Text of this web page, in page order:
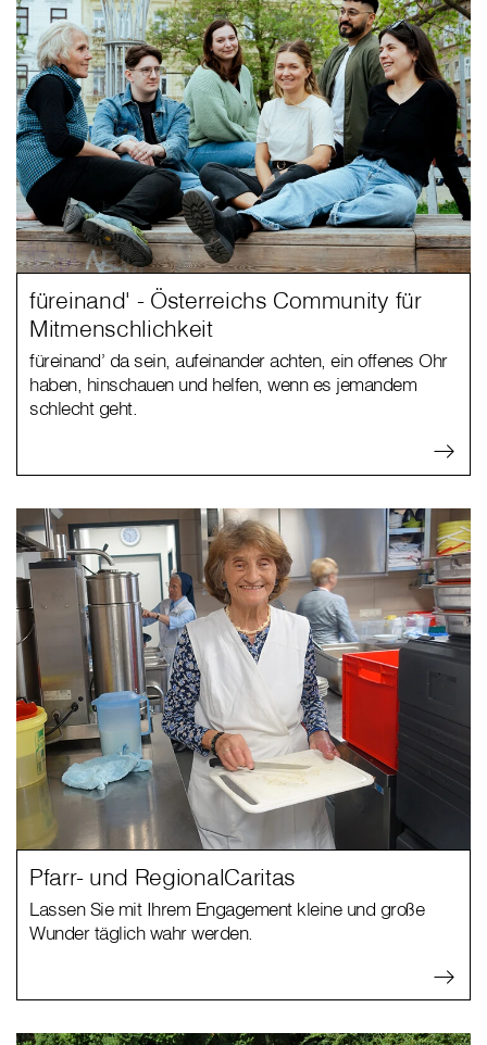
füreinand' - Österreichs Community für
Mitmenschlichkeit
füreinand’ da sein, aufeinander achten, ein offenes Ohr
haben, hinschauen und helfen, wenn es jemandem
schlecht geht.
Pfarr- und RegionalCaritas
Lassen Sie mit Ihrem Engagement kleine und große
Wunder täglich wahr werden.